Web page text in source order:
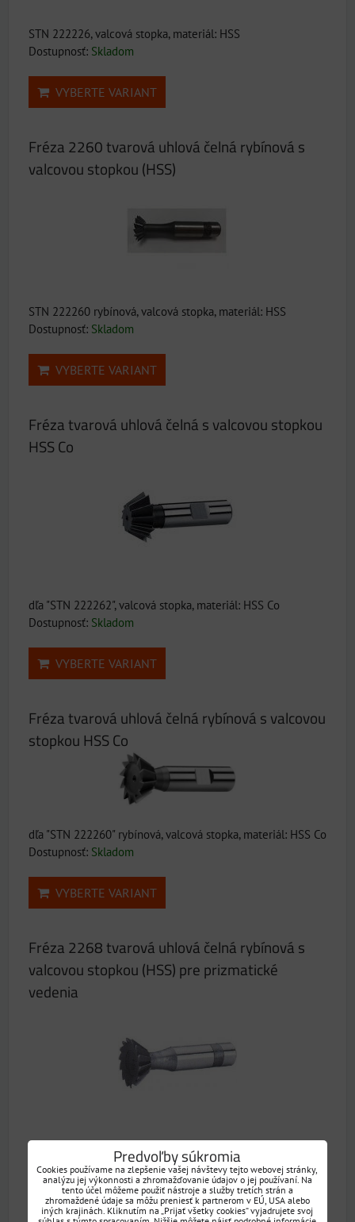
STN 222226, valcová stopka, materiál: HSS
Dostupnosť: Skladom
VYBERTE VARIANT
Fréza 2260 tvarová uhlová čelná rybínová s
valcovou stopkou (HSS)
STN 222260 rybínová, valcová stopka, materiál: HSS
Dostupnosť: Skladom
VYBERTE VARIANT
Fréza tvarová uhlová čelná s valcovou stopkou
HSS Co
dľa "STN 222262", valcová stopka, materiál: HSS Co
Dostupnosť: Skladom
VYBERTE VARIANT
Fréza tvarová uhlová čelná rybínová s valcovou
stopkou HSS Co
dľa "STN 222260" rybínová, valcová stopka, materiál: HSS Co
Dostupnosť: Skladom
VYBERTE VARIANT
Fréza 2268 tvarová uhlová čelná rybínová s
valcovou stopkou (HSS) pre prizmatické
vedenia
STN 222268 pre prizmatické vedenia, valcová stopka,
materiál: HSS
Dostupnosť:Skladom
Predvoľby súkromia
Cookies používame na zlepšenie vašej návštevy tejto webovej stránky,
analýzu jej výkonnosti a zhromažďovanie údajov o jej používaní. Na
tento účel môžeme použiť nástroje a služby tretích strán a
zhromaždené údaje sa môžu preniesť k partnerom v EÚ, USA alebo
iných krajinách. Kliknutím na „Prijať všetky cookies“ vyjadrujete svoj